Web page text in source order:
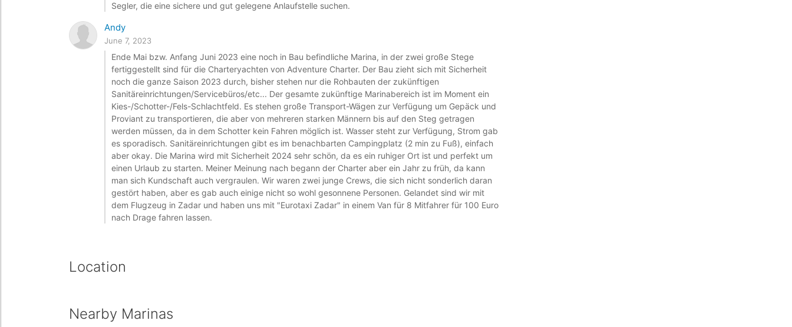
Segler, die eine sichere und gut gelegene Anlaufstelle suchen.
Andy
June 7, 2023
Ende Mai bzw. Anfang Juni 2023 eine noch in Bau befindliche Marina, in der zwei große Stege
fertiggestellt sind für die Charteryachten von Adventure Charter. Der Bau zieht sich mit Sicherheit
noch die ganze Saison 2023 durch, bisher stehen nur die Rohbauten der zukünftigen
Sanitäreinrichtungen/Servicebüros/etc... Der gesamte zukünftige Marinabereich ist im Moment ein
Kies-/Schotter-/Fels-Schlachtfeld. Es stehen große Transport-Wägen zur Verfügung um Gepäck und
Proviant zu transportieren, die aber von mehreren starken Männern bis auf den Steg getragen
werden müssen, da in dem Schotter kein Fahren möglich ist. Wasser steht zur Verfügung, Strom gab
es sporadisch. Sanitäreinrichtungen gibt es im benachbarten Campingplatz (2 min zu Fuß), einfach
aber okay. Die Marina wird mit Sicherheit 2024 sehr schön, da es ein ruhiger Ort ist und perfekt um
einen Urlaub zu starten. Meiner Meinung nach begann der Charter aber ein Jahr zu früh, da kann
man sich Kundschaft auch vergraulen. Wir waren zwei junge Crews, die sich nicht sonderlich daran
gestört haben, aber es gab auch einige nicht so wohl gesonnene Personen. Gelandet sind wir mit
dem Flugzeug in Zadar und haben uns mit "Eurotaxi Zadar" in einem Van für 8 Mitfahrer für 100 Euro
nach Drage fahren lassen.
Location
Nearby Marinas